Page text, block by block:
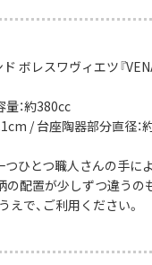
ボレスワヴィエツ『
：約380cc
/ 台座陶器部分直径：
つひとつ職人さんの手に
の配置が少しずつ違うの
で、ご利用ください。